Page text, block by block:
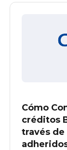
Cómo
créditos
través de